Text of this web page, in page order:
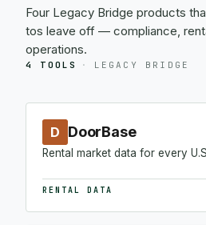
Four Legacy Bridge products
tos leave off — compliance,
operations.
4 TOOLS · LEGACY BRIDGE
D DoorBase
Rental market data for every
RENTAL DATA